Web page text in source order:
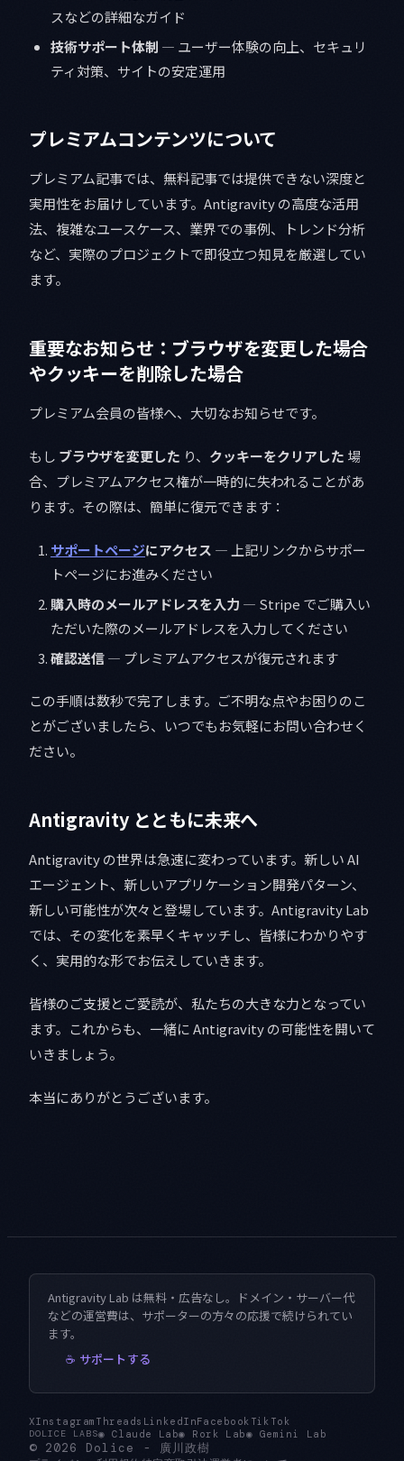
スなどの詳細なガイド
技術サポート体制 — ユーザー体験の向上、セキュリ
ティ対策、サイトの安定運用
プレミアムコンテンツについて
プレミアム記事では、無料記事では提供できない深度と
実用性をお届けしています。Antigravity の高度な活用
法、複雑なユースケース、業界での事例、トレンド分析
など、実際のプロジェクトで即役立つ知見を厳選してい
ます。
重要なお知らせ：ブラウザを変更した場合
やクッキーを削除した場合
プレミアム会員の皆様へ、大切なお知らせです。
もし ブラウザを変更した り、 クッキーをクリアした 場
合、プレミアムアクセス権が一時的に失われることがあ
ります。その際は、簡単に復元できます：
サポートページにアクセス — 上記リンクからサポー
トページにお進みください
購入時のメールアドレスを入力 — Stripe でご購入い
ただいた際のメールアドレスを入力してください
確認送信— プレミアムアクセスが復元されます
この手順は数秒で完了します。ご不明な点やお困りのこ
とがございましたら、いつでもお気軽にお問い合わせく
ださい。
Antigravity とともに未来へ
Antigravity の世界は急速に変わっています。新しい AI
エージェント、新しいアプリケーション開発パターン、
新しい可能性が次々と登場しています。Antigravity Lab
では、その変化を素早くキャッチし、皆様にわかりやす
く、実用的な形でお伝えしていきます。
皆様のご支援とご愛読が、私たちの大きな力となってい
ます。これからも、一緒に Antigravity の可能性を開いて
いきましょう。
本当にありがとうございます。
Antigravity Lab は無料・広告なし。ドメイン・サーバー代
などの運営費は、サポーターの方々の応援で続けられてい
ます。
☕ サポートする
© 2026 Dolice - 廣川政樹
XInstagram Threads LinkedInFacebook TikTok
DOLICE LABS◉ Claude Lab◉ Rork Lab◉ Gemini Lab